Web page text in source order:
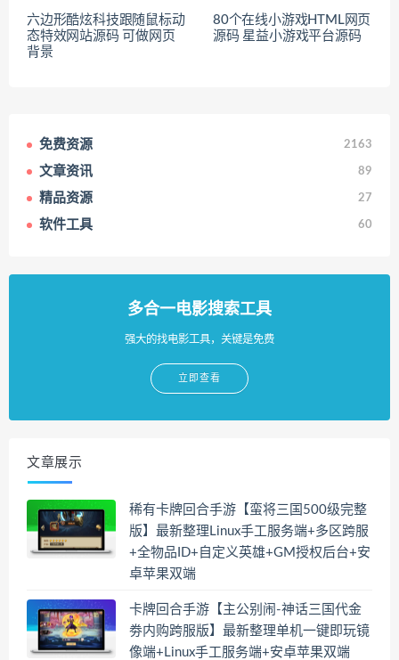
六边形酷炫科技跟随鼠标动
态特效网站源码 可做网页
背景
80个在线小游戏HTML网页
源码 星益小游戏平台源码
免费资源 2163
文章资讯 89
精品资源 27
软件工具 60
多合一电影搜索工具
强大的找电影工具，关键是免费
立即查看
文章展示
稀有卡牌回合手游【蛮将三国500级完整
版】最新整理Linux手工服务端+多区跨服
+全物品ID+自定义英雄+GM授权后台+安
卓苹果双端
卡牌回合手游【主公别闹-神话三国代金
劵内购跨服版】最新整理单机一键即玩镜
像端+Linux手工服务端+安卓苹果双端